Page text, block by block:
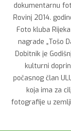
dokumentarnu
Rovinj 2014.
Foto kluba
nagrade „Tošo
Dobitnik je
kulturni
počasnog član
koja ima za
fotografije u